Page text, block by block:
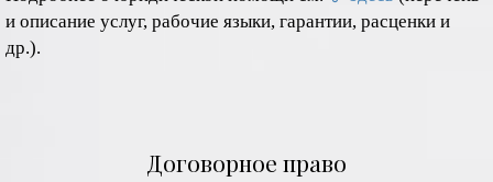
и описание услуг, рабочие языки, гарантии, расценки и
др.).
Договорное право